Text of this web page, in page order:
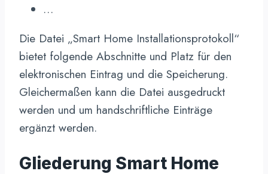
…
Die Datei „Smart Home Installationsprotokoll“
bietet folgende Abschnitte und Platz für den
elektronischen Eintrag und die Speicherung.
Gleichermaßen kann die Datei ausgedruckt
werden und um handschriftliche Einträge
ergänzt werden.
Gliederung Smart Home